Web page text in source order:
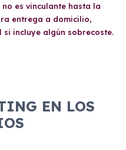
es vinculante hasta la
entrega a domicilio,
si incluye algún sobrecoste.
EN LOS